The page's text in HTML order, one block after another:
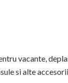
vacante,
si alte